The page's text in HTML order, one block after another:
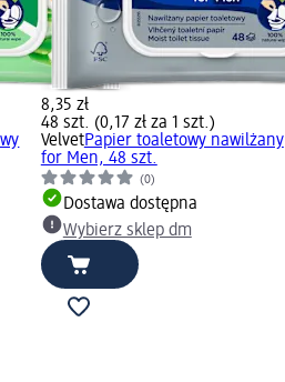
8,35 zł
48 szt. (0,17 zł za 1 szt.)
VelvetPapier toaletowy nawilżany
for Men, 48 szt.
(0)
Dostawa dostępna
Wybierz sklep dm